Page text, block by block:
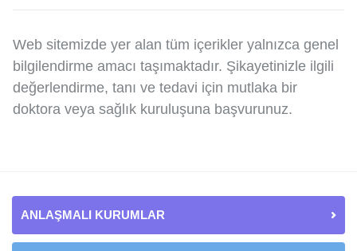
Web sitemizde yer alan tüm içerikler yalnızca genel
bilgilendirme amacı taşımaktadır. Şikayetinizle ilgili
değerlendirme, tanı ve tedavi için mutlaka bir
doktora veya sağlık kuruluşuna başvurunuz.
ANLAŞMALI KURUMLAR